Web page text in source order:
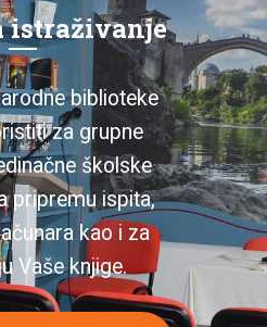
istraživanje
biblioteke
za grupne
školske
pripremu ispita,
kao i za
Vaše knjige.